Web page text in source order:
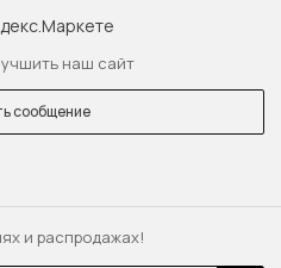
и распродажах!
наш сайт
сообщение